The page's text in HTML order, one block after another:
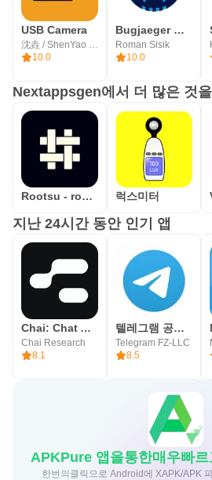
USB Camera
沈垚 / ShenYao China
10.0
Bugjaeger Mobile ADB - USB OTG
Roman Sisik
10.0
Nextappsgen에서 더 많은 것을
Rootsu - root validator 럭스미터
지난 24시간 동안 인기 앱
Chai: Chat AI Platform
Chai Research
8.1
텔레그램 공식 앱 Telegram
Telegram FZ-LLC
8.5
APKPure 앱을통한매우빠
한번의클릭으로 Android에 XAPK/APK